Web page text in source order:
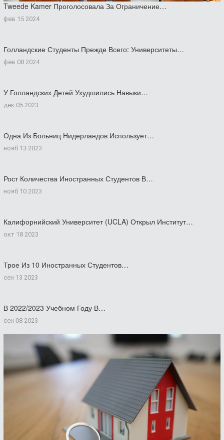
Tweede Kamer Проголосовала За Ограничение…
фев 15 2024
Голландские Студенты Прежде Всего: Университеты…
фев 08 2024
У Голландских Детей Ухудшились Навыки…
дек 05 2023
Одна Из Больниц Нидерландов Использует…
нояб 13 2023
Рост Количества Иностранных Студентов В…
нояб 10 2023
Калифорнийский Университет (UCLA) Открыл Институт…
окт 18 2023
Трое Из 10 Иностранных Студентов…
сен 13 2023
В 2022/2023 Учебном Году В…
сен 08 2023